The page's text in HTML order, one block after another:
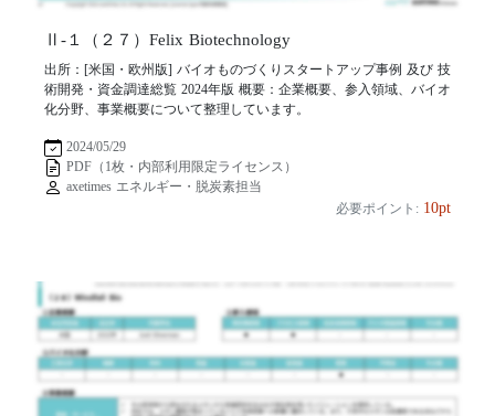
Ⅱ-１（２７）Felix Biotechnology
出所：[米国・欧州版] バイオものづくりスタートアップ事例 及び 技
術開発・資金調達総覧 2024年版 概要：企業概要、参入領域、バイオ
化分野、事業概要について整理しています。
2024/05/29
PDF（1枚・内部利用限定ライセンス）
axetimes エネルギー・脱炭素担当
必要ポイント: 10pt